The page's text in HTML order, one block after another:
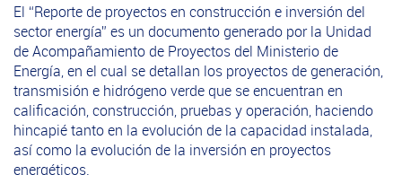
El “Reporte de proyectos en construcción e inversión del
sector energía” es un documento generado por la Unidad
de Acompañamiento de Proyectos del Ministerio de
Energía, en el cual se detallan los proyectos de generación,
transmisión e hidrógeno verde que se encuentran en
calificación, construcción, pruebas y operación, haciendo
hincapié tanto en la evolución de la capacidad instalada,
así como la evolución de la inversión en proyectos
energéticos.